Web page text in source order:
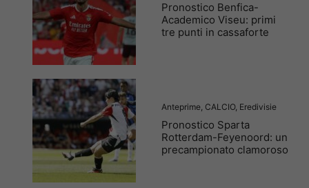
Pronostico Benfica-
Academico Viseu: primi
tre punti in cassaforte
Anteprime, CALCIO, Eredivisie
Pronostico Sparta
Rotterdam-Feyenoord: un
precampionato clamoroso